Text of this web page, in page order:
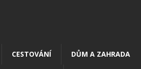
CESTOVÁNÍ DŮM A ZAHRADA